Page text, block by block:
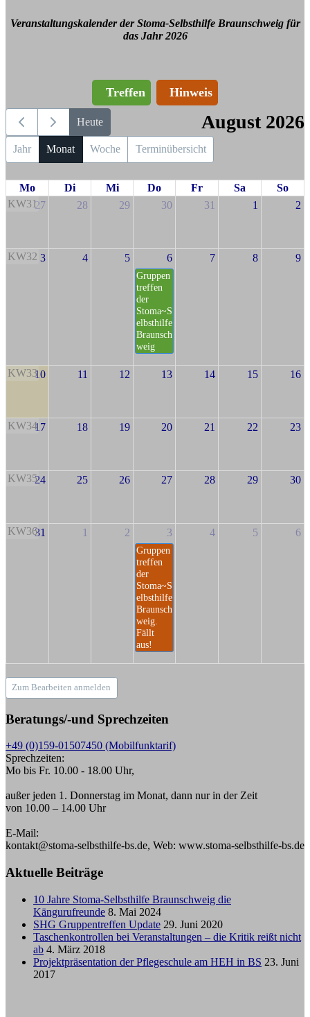
Veranstaltungskalender der Stoma-Selbsthilfe Braunschweig für
das Jahr 2026
Treffen Hinweis
Heute August 2026
Jahr Monat Woche Terminübersicht
Mo Di Mi Do Fr Sa
So
KW3127 28 29 30 31 1 2
KW32 3 4 5 6
Gruppen
treffen
der
Stoma~S
elbsthilfe
Braunsch
weig
7 8 9
KW3310 11 12 13 14 15 16
KW3417 18 19 20 21 22 23
KW3524 25 26 27 28 29 30
KW3631 1 2 3
Gruppen
treffen
der
Stoma~S
elbsthilfe
Braunsch
weig.
Fällt
aus!
4 5 6
Zum Bearbeiten anmelden
Beratungs/-und Sprechzeiten
+49 (0)159-01507450 (Mobilfunktarif)
Sprechzeiten:
Mo bis Fr. 10.00 - 18.00 Uhr,
außer jeden 1. Donnerstag im Monat, dann nur in der Zeit
von 10.00 – 14.00 Uhr
E-Mail:
kontakt@stoma-selbsthilfe-bs.de, Web: www.stoma-selbsthilfe-bs.de
Aktuelle Beiträge
10 Jahre Stoma-Selbsthilfe Braunschweig die
Kängurufreunde 8. Mai 2024
SHG Gruppentreffen Update 29. Juni 2020
Taschenkontrollen bei Veranstaltungen – die Kritik reißt nicht
ab 4. März 2018
Projektpräsentation der Pflegeschule am HEH in BS 23. Juni
2017